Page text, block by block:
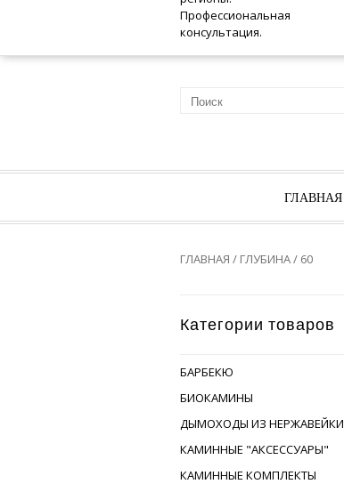
ГЛАВНАЯ
ГЛАВНАЯ / ГЛУБИНА / 60
Категории товаров
БАРБЕКЮ
БИОКАМИНЫ
ДЫМОХОДЫ ИЗ НЕРЖАВЕЙКИ
КАМИННЫЕ "АКСЕССУАРЫ"
КАМИННЫЕ КОМПЛЕКТЫ